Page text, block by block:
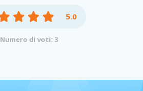
5.0
Numero di voti: 3